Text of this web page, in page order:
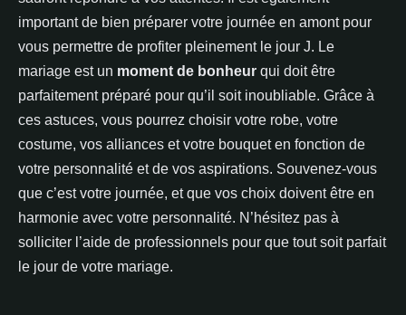
important de bien préparer votre journée en amont pour
vous permettre de profiter pleinement le jour J. Le
mariage est un moment de bonheur qui doit être
parfaitement préparé pour qu’il soit inoubliable. Grâce à
ces astuces, vous pourrez choisir votre robe, votre
costume, vos alliances et votre bouquet en fonction de
votre personnalité et de vos aspirations. Souvenez-vous
que c’est votre journée, et que vos choix doivent être en
harmonie avec votre personnalité. N’hésitez pas à
solliciter l’aide de professionnels pour que tout soit parfait
le jour de votre mariage.